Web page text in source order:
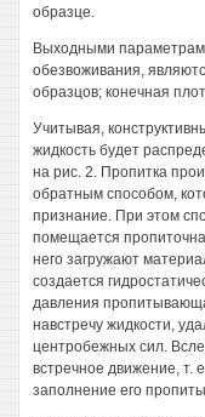
образце.
Выходными
обезвоживания,
образцов; конечная
Учитывая,
жидкость будет
на рис. 2. Пропитка
обратным способом,
признание. При этом
помещается
него загружают
создается
давления
навстречу жидкости,
центробежных сил.
встречное движение, т.
заполнение его